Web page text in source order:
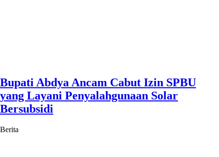
Bupati Abdya Ancam Cabut Izin SPBU
yang Layani Penyalahgunaan Solar
Bersubsidi
Berita